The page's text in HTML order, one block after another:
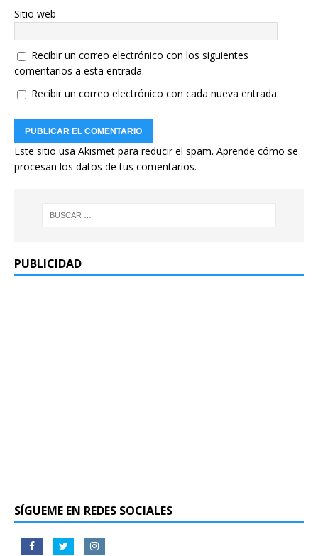
Sitio web
Recibir un correo electrónico con los siguientes
comentarios a esta entrada.
Recibir un correo electrónico con cada nueva entrada.
Este sitio usa Akismet para reducir el spam. Aprende cómo se
procesan los datos de tus comentarios.
PUBLICIDAD
SÍGUEME EN REDES SOCIALES